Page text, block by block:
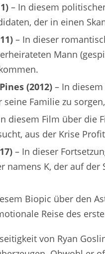
– In diesem
der in einen
– In dieser
Mann
(2012) – In
Familie zu
diesem Film über die
aus der Krise
– In dieser
namens K, der auf
Biopic über den
Reise des
von Ryan